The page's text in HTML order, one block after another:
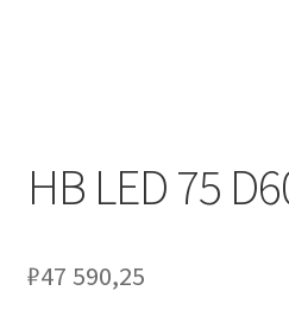
кронштейнов «Opora
Оформление заказа
HB LED 75
₽47 590,25